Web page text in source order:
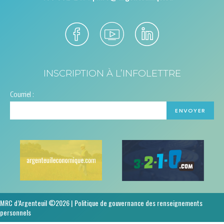
INSCRIPTION À L’INFOLETTRE
Courriel :
MRC d’Argenteuil ©2026 | Politique de gouvernance des renseignements
personnels